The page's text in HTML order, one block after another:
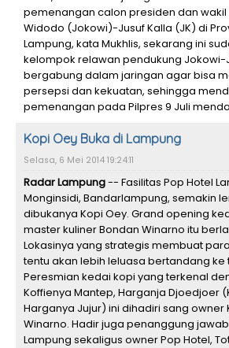
pemenangan calon presiden dan
Widodo (Jokowi)-Jusuf Kalla (JK) di
Lampung, kata Mukhlis, sekarang ini
kelompok relawan pendukung Jokowi-
bergabung dalam jaringan agar bisa
persepsi dan kekuatan, sehingga
pemenangan pada Pilpres 9 Juli
Kopi Oey Buka di Lampung
Selasa, 6 Mei 2014 19:24:11
Radar Lampung-- Fasilitas Pop Hotel
Monginsidi, Bandarlampung, semakin
dibukanya Kopi Oey. Grand opening
master kuliner Bondan Winarno itu
Lokasinya yang strategis membuat
tentu akan lebih leluasa bertandang ke
Peresmian kedai kopi yang terkenal
Koffienya Mantep, Harganja Djoedjoer
Harganya Jujur) ini dihadiri sang owner
Winarno. Hadir juga penanggung
Lampung sekaligus owner Pop Hotel,